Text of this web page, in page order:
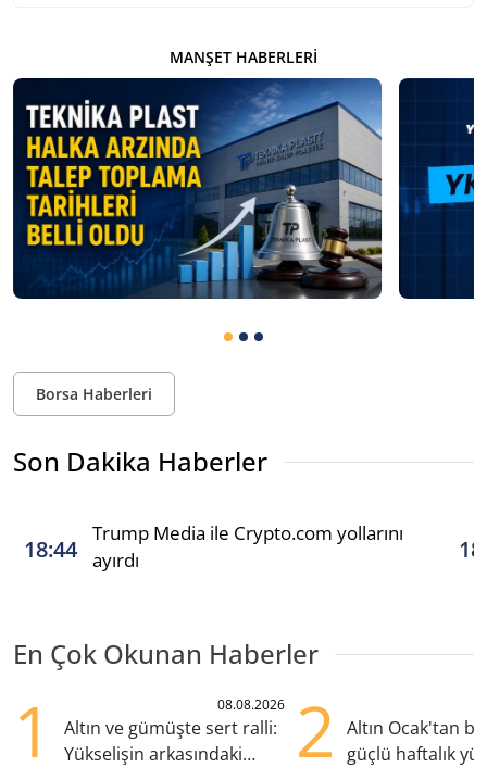
MANŞET HABERLERI
Borsa Haberleri
Son Dakika Haberler
18:44
Trump Media ile Crypto.com yollarını
ayırdı
En Çok Okunan Haberler
1 08.08.2026
Altın ve gümüşte sert ralli:
Yükselişin arkasındaki
2
Altın Ocak'tan
güçlü haftalık